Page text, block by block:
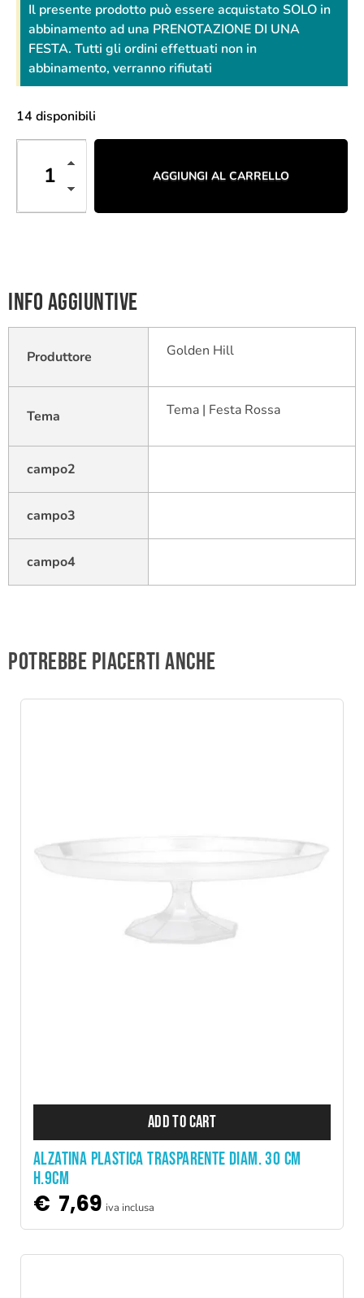
Il presente prodotto può essere acquistato SOLO in
abbinamento ad una PRENOTAZIONE DI UNA
FESTA. Tutti gli ordini effettuati non in
abbinamento, verranno rifiutati
14 disponibili
AGGIUNGI AL CARRELLO
Info aggiuntive
Produttore Golden Hill
Tema Tema | Festa Rossa
campo2
campo3
campo4
Potrebbe piacerti anche
ADD TO CART
ALZATINA PLASTICA TRASPARENTE DIAM. 30 CM
H.9CM
€ 7,69 iva inclusa